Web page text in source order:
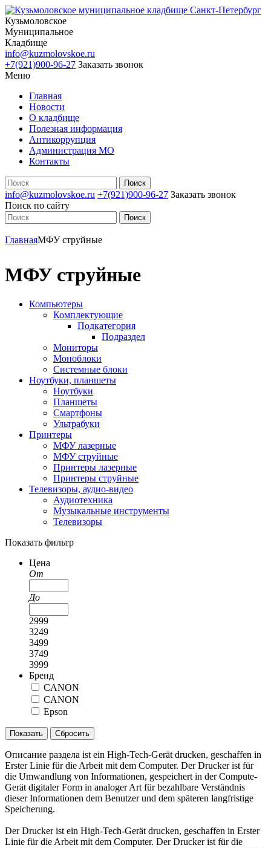
Кузьмоловское
Муниципальное
Кладбище
info@kuzmolovskoe.ru
+7(921)900-96-27 Заказать звонок
Меню
Главная
Новости
О кладбище
Полезная информация
Антикоррупция
Администрация МО
Контакты
info@kuzmolovskoe.ru +7(921)900-96-27 Заказать звонок
Поиск по сайту
ГлавнаяМФУ струйные
МФУ струйные
Компьютеры
Комплектующие
Подкатегория
Подраздел
Мониторы
Моноблоки
Системные блоки
Ноутбуки, планшеты
Ноутбуки
Планшеты
Смартфоны
Ультрабуки
Принтеры
МФУ лазерные
МФУ струйные
Принтеры лазерные
Принтеры струйные
Телевизоры, аудио-видео
Аудиотехника
Музыкальные инструменты
Телевизоры
Показать фильтр
Цена
От
До
2999
3249
3499
3749
3999
Бренд
CANON
CANON
Epson
Показать
Описание раздела ist ein High-Tech-Gerät drucken, geschaffen in
Erster Linie für die Arbeit mit dem Computer. Der Drucker ist für
die Umwandlung von Informationen, gespeichert in der Compute-
Gerät digitaler Form in analoger Art für bezahlbare Verständnis
dieser Informationen dem Benutzer und dem späteren langfristige
Speicherung.
Der Drucker ist ein High-Tech-Gerät drucken, geschaffen in Erster
Linie für die Arbeit mit dem Computer. Der Drucker ist für die